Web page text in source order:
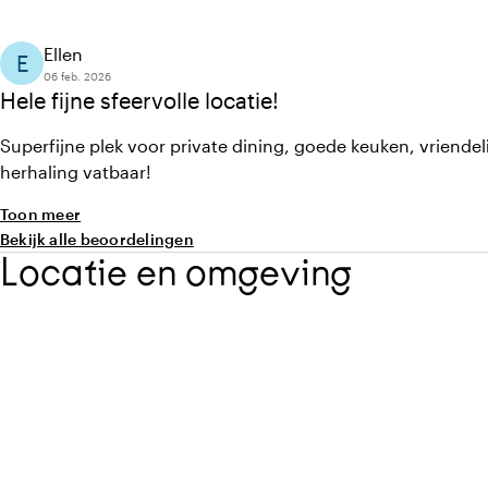
Hele fijne sfeervolle locatie!
E Ellen
06 feb. 2026
Superfijne plek voor private dining, goede keuken,
herhaling vatbaar!
Toon meer
Bekijk alle beoordelingen
Locatie en omgeving